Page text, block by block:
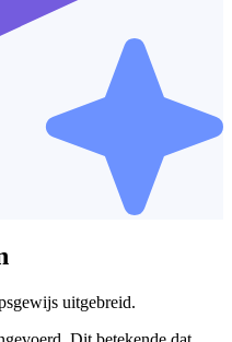
uitgebreid.